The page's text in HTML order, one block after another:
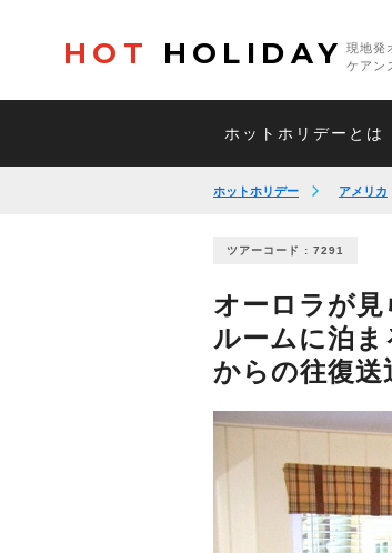
HOT HOLIDAY
現地発
ケアン
ホットホリデーとは
ホットホリデー アメリカ
ツアーコード : 7291
オーロラが
ルームに泊
からの往復送